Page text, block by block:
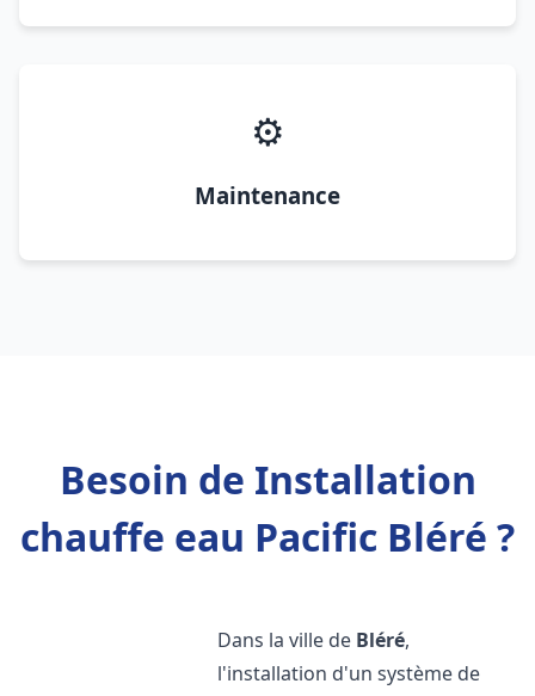
⚙️
Maintenance
Besoin de Installation
chauffe eau Pacific Bléré ?
Dans la ville de Bléré,
l'installation d'un système de